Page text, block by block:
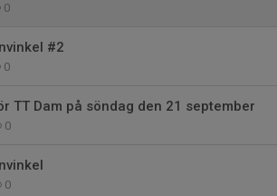
0
#2
0
TT Dam på söndag den 21 september
0
0